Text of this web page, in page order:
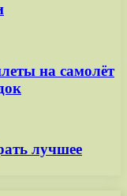
на самолёт
лучшее